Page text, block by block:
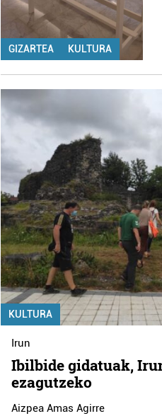
GIZARTEA KULTURA
KULTURA
Irun
Ibilbide gidatuak,
ezagutzeko
Aizpea Amas Agirre